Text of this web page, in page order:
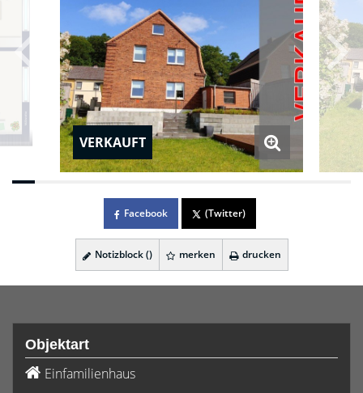
VERKAUFT
Facebook (Twitter)
Notizblock () merken drucken
Objektart
Einfamilienhaus